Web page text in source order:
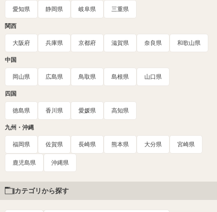
愛知県 静岡県 岐阜県 三重県
関西
大阪府 兵庫県 京都府 滋賀県 奈良県 和歌山県
中国
岡山県 広島県 鳥取県 島根県 山口県
四国
徳島県 香川県 愛媛県 高知県
九州・沖縄
福岡県 佐賀県 長崎県 熊本県 大分県 宮崎県
鹿児島県 沖縄県
カテゴリから探す